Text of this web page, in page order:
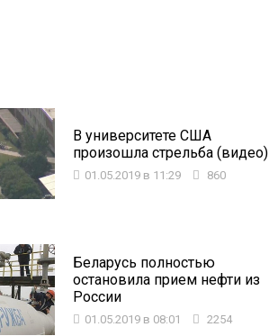
В университете США
произошла стрельба (видео)
01.05.2019 в 11:29 860
Беларусь полностью
остановила прием нефти из
России
01.05.2019 в 08:01 2254